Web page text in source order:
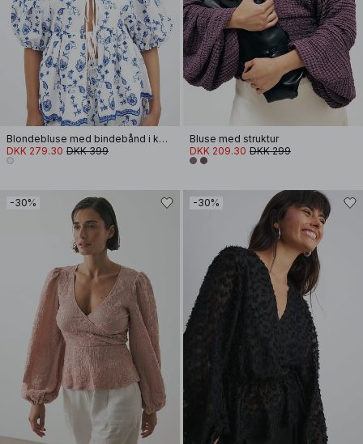
Blondebluse med bindebånd i kontrastfarver
DKK 279.30 DKK 399
Bluse med struktur
DKK 209.30 DKK 299
-30% -30%